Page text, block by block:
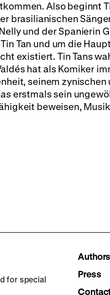
Also beginnt
brasilianischen
und der Spanierin
Tan und um die
existiert. Tin Tans
hat als Komiker
seinem zynischen
erstmals sein
beweisen,
for special
Authors
Press